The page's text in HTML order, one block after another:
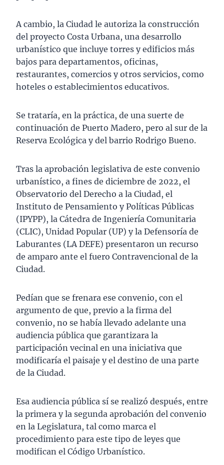
A cambio, la Ciudad le autoriza la construcción
del proyecto Costa Urbana, una desarrollo
urbanístico que incluye torres y edificios más
bajos para departamentos, oficinas,
restaurantes, comercios y otros servicios, como
hoteles o establecimientos educativos.
Se trataría, en la práctica, de una suerte de
continuación de Puerto Madero, pero al sur de la
Reserva Ecológica y del barrio Rodrigo Bueno.
Tras la aprobación legislativa de este convenio
urbanístico, a fines de diciembre de 2022, el
Observatorio del Derecho a la Ciudad, el
Instituto de Pensamiento y Políticas Públicas
(IPYPP), la Cátedra de Ingeniería Comunitaria
(CLIC), Unidad Popular (UP) y la Defensoría de
Laburantes (LA DEFE) presentaron un recurso
de amparo ante el fuero Contravencional de la
Ciudad.
Pedían que se frenara ese convenio, con el
argumento de que, previo a la firma del
convenio, no se había llevado adelante una
audiencia pública que garantizara la
participación vecinal en una iniciativa que
modificaría el paisaje y el destino de una parte
de la Ciudad.
Esa audiencia pública sí se realizó después, entre
la primera y la segunda aprobación del convenio
en la Legislatura, tal como marca el
procedimiento para este tipo de leyes que
modifican el Código Urbanístico.